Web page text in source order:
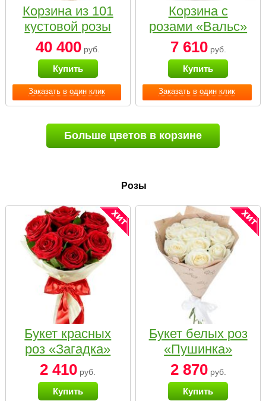
Заказать в один клик
Корзина из 101
кустовой розы
нежных тонов
40 400 руб.
Купить
Заказать в один клик
Корзина с
розами «Вальс»
7 610руб.
Купить
Больше цветов в корзине
Розы
Букет красных
роз «Загадка»
2 410 руб.
Купить
Букет белых роз
«Пушинка»
2 870руб.
Купить